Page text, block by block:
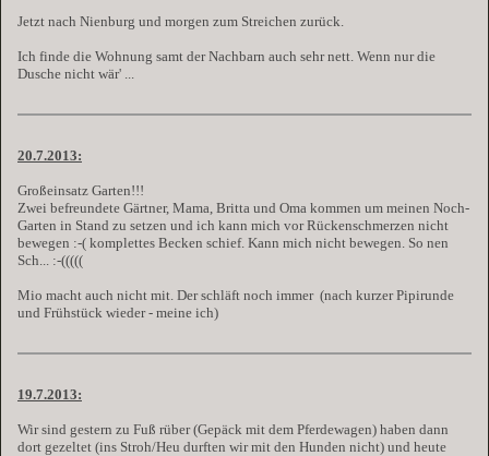
Jetzt nach Nienburg und morgen zum Streichen zurück.
Ich finde die Wohnung samt der Nachbarn auch sehr nett. Wenn nur die
Dusche nicht wär' ...
20.7.2013:
Großeinsatz Garten!!!
Zwei befreundete Gärtner, Mama, Britta und Oma kommen um meinen Noch-
Garten in Stand zu setzen und ich kann mich vor Rückenschmerzen nicht
bewegen :-( komplettes Becken schief. Kann mich nicht bewegen. So nen
Sch... :-(((((
Mio macht auch nicht mit. Der schläft noch immer (nach kurzer Pipirunde
und Frühstück wieder - meine ich)
19.7.2013:
Wir sind gestern zu Fuß rüber (Gepäck mit dem Pferdewagen) haben dann
dort gezeltet (ins Stroh/Heu durften wir mit den Hunden nicht) und heute